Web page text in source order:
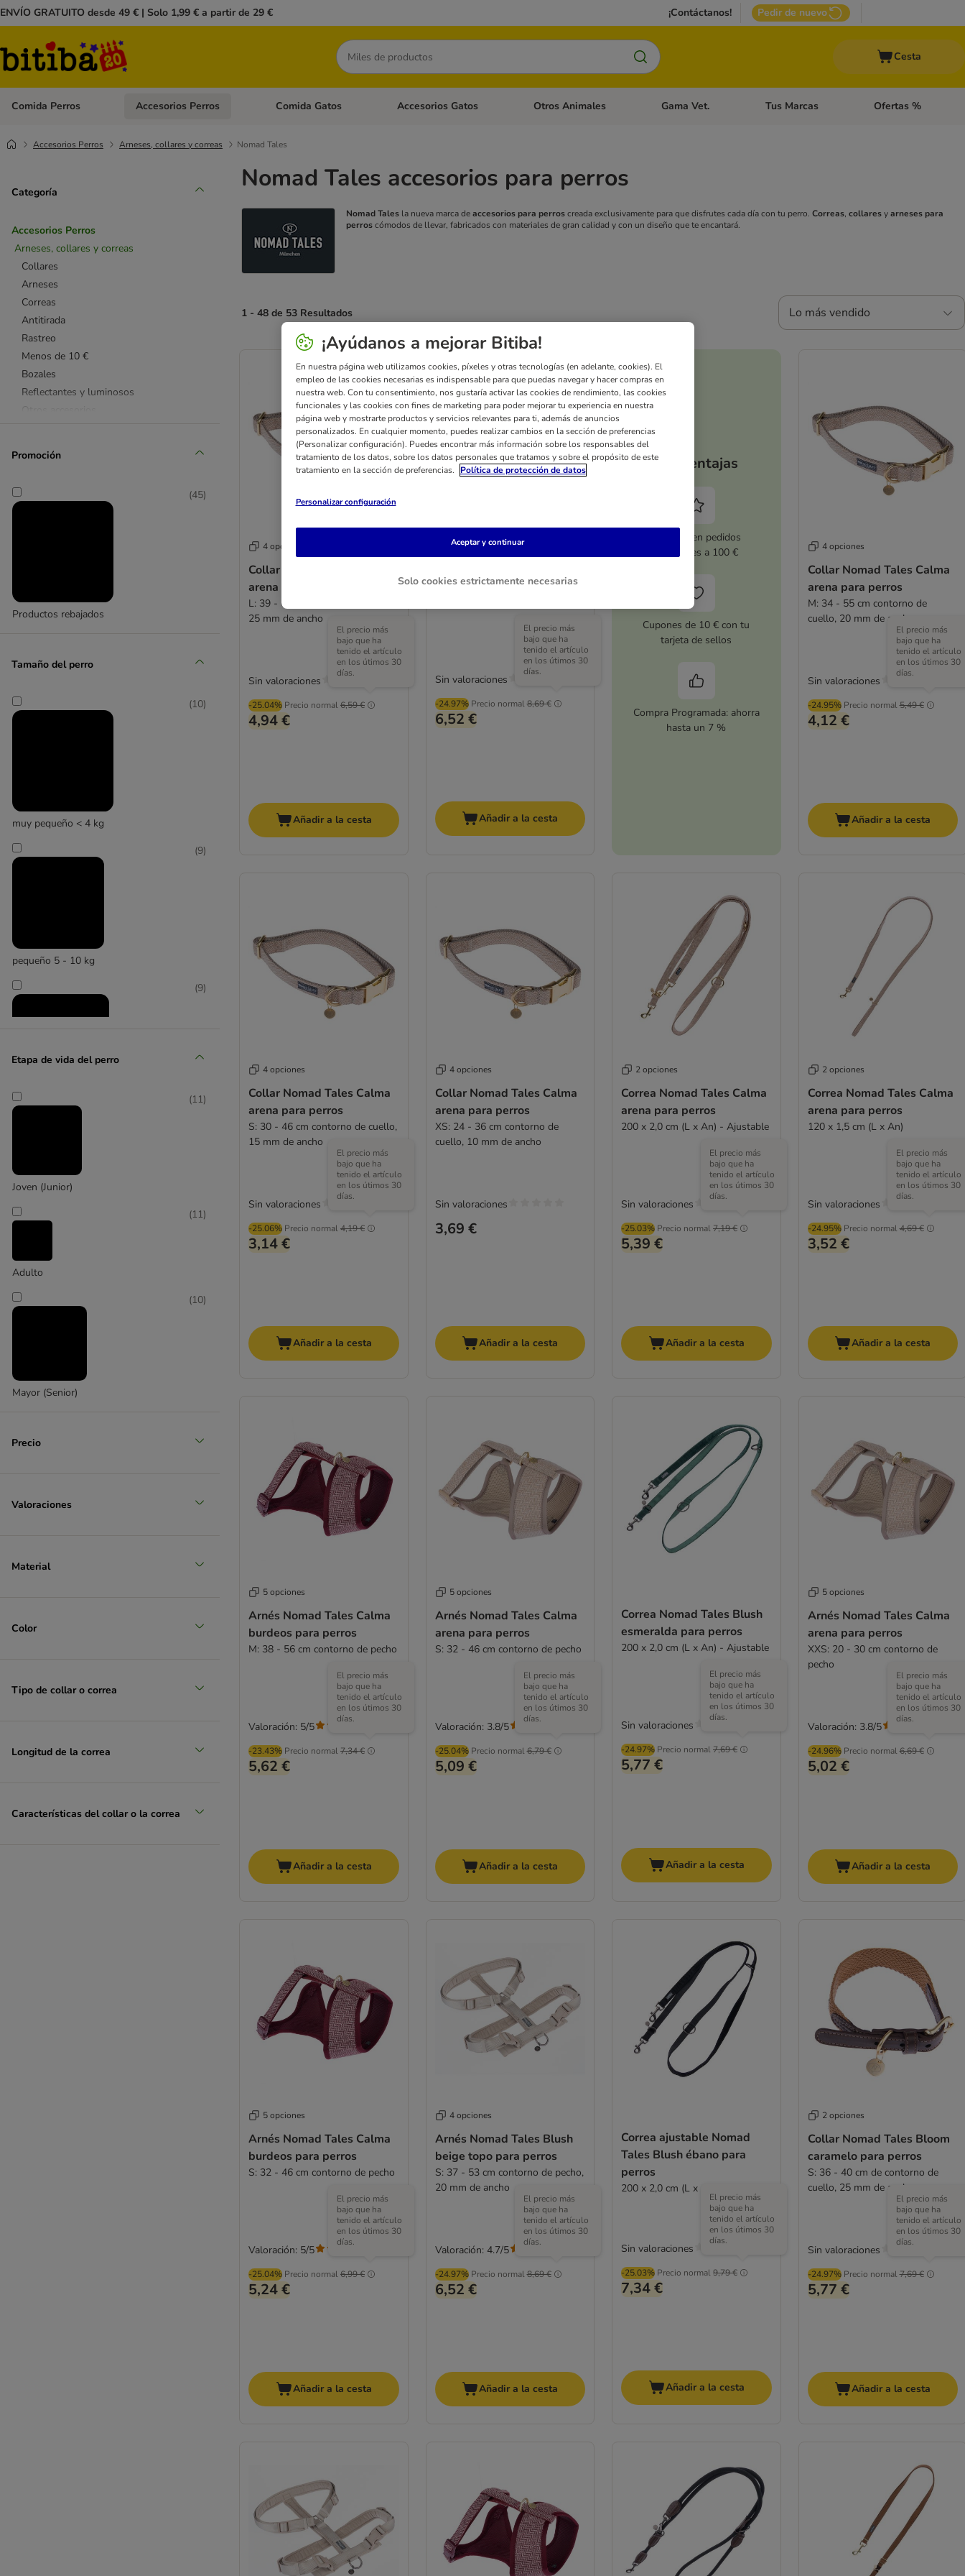
ENVÍO GRATUITO desde 49 € | Solo 1,99 € a partir de 29 € ¡Contáctanos! Pedir de nuevo
Buscar
Cesta
Comida Perros Menú de categoria abierto: Comida Perros
Accesorios Perros Menú de categoria abierto: Accesorios Perros
Comida Gatos Menú de categoria abierto: Comida Gatos
Accesorios Gatos Menú de categoria abierto: Accesorios Gatos
Otros Animales Menú de categoria abierto: Otros Animales
Gama Vet. Menú de categoria abierto: Gama Vet.
Tus Marcas Menú de categoria
Ofertas %
Accesorios Perros Arneses, collares y correas Nomad Tales
Categoría
Accesorios Perros
Arneses, collares y correas
Collares
Arneses
Correas
Antitirada
Rastreo
Menos de 10 €
Bozales
Reflectantes y luminosos
HUNTER
Nomad Tales
Promoción
Productos rebajados
(45)
Tamaño del perro
muy pequeño < 4 kg
(10)
pequeño 5 - 10 kg
(9)
mediano 11 - 25 kg
(9)
muy grande > 45 kg
Etapa de vida del perro
Joven (Junior)
(11)
Adulto
(11)
Mayor (Senior)
(10)
Precio
Valoraciones
Material
Color
Tipo de collar o correa
Longitud de la correa
Características del collar o la correa
Nomad Tales accesorios para perros
Nomad Tales la nueva marca deaccesorios para perroscreada exclusivamente para que disfrutes cada día con tu perro. Correas, collaresyarneses para
perroscómodos de llevar, fabricados con materiales de gran calidad y con un diseño que te encantará.
1 - 48 de 53 Resultados Lo más vendido
4 opciones
Collar Nomad Tales Calma
arena para perros
L: 39 - 64 cm contorno de cuello,
25 mm de ancho
-25.04% Precio normal6,59 €
El precio más
bajo que ha
tenido el artículo
en los útimos 30
días.
4,94 €
Sin valoraciones
Añadir a la cesta
burdeos para perros
-24.97% Precio normal8,69 €
El precio más
bajo que ha
tenido el artículo
en los útimos 30
días.
6,52 €
Sin valoraciones
Añadir a la cesta
Tus ventajas
5 % dto. en pedidos
superiores a 100 €
Cupones de 10 € con tu
tarjeta de sellos
Compra Programada: ahorra
hasta un 7 %
4 opciones
Collar Nomad Tales Calma
arena para perros
M: 34 - 55 cm contorno de
cuello, 20 mm de ancho
-24.95% Precio normal5,49 €
El precio más
bajo que ha
tenido el artículo
en los útimos 30
días.
4,12 €
Sin valoraciones
Añadir a la cesta
4 opciones
Collar Nomad Tales Calma
arena para perros
S: 30 - 46 cm contorno de cuello,
15 mm de ancho
-25.06% Precio normal4,19 €
El precio más
bajo que ha
tenido el artículo
en los útimos 30
días.
3,14 €
Sin valoraciones
Añadir a la cesta
4 opciones
Collar Nomad Tales Calma
arena para perros
XS: 24 - 36 cm contorno de
cuello, 10 mm de ancho
3,69 €
Sin valoraciones
Añadir a la cesta
2 opciones
Correa Nomad Tales Calma
arena para perros
200 x 2,0 cm (L x An) - Ajustable
-25.03% Precio normal7,19 €
El precio más
bajo que ha
tenido el artículo
en los útimos 30
días.
5,39 €
Sin valoraciones
Añadir a la cesta
2 opciones
Correa Nomad Tales Calma
arena para perros
120 x 1,5 cm (L x An)
-24.95% Precio normal4,69 €
El precio más
bajo que ha
tenido el artículo
en los útimos 30
días.
3,52 €
Sin valoraciones
Añadir a la cesta
5 opciones
Arnés Nomad Tales Calma
burdeos para perros
M: 38 - 56 cm contorno de pecho
-23.43% Precio normal7,34 €
El precio más
bajo que ha
tenido el artículo
en los útimos 30
días.
5,62 €
Valoración: 5/5
Añadir a la cesta
5 opciones
Arnés Nomad Tales Calma
arena para perros
S: 32 - 46 cm contorno de pecho
-25.04% Precio normal6,79 €
El precio más
bajo que ha
tenido el artículo
en los útimos 30
días.
5,09 €
Valoración: 3.8/5
Añadir a la cesta
Correa Nomad Tales Blush
esmeralda para perros
200 x 2,0 cm (L x An) - Ajustable
-24.97% Precio normal7,69 €
El precio más
bajo que ha
tenido el artículo
en los útimos 30
días.
5,77 €
Sin valoraciones
Añadir a la cesta
5 opciones
Arnés Nomad Tales Calma
arena para perros
XXS: 20 - 30 cm contorno de
pecho
-24.96% Precio normal6,69 €
El precio más
bajo que ha
tenido el artículo
en los útimos 30
días.
5,02 €
Valoración: 3.8/5
Añadir a la cesta
5 opciones
Arnés Nomad Tales Calma
burdeos para perros
S: 32 - 46 cm contorno de pecho
-25.04% Precio normal6,99 €
El precio más
bajo que ha
tenido el artículo
en los útimos 30
días.
5,24 €
Valoración: 5/5
Añadir a la cesta
4 opciones
Arnés Nomad Tales Blush
beige topo para perros
S: 37 - 53 cm contorno de pecho,
20 mm de ancho
-24.97% Precio normal8,69 €
El precio más
bajo que ha
tenido el artículo
en los útimos 30
días.
6,52 €
Valoración: 4.7/5
Añadir a la cesta
Correa ajustable Nomad
Tales Blush ébano para
perros
200 x 2,0 cm (L x An) - Ajustable
-25.03% Precio normal9,79 €
El precio más
bajo que ha
tenido el artículo
en los útimos 30
días.
7,34 €
Sin valoraciones
Añadir a la cesta
2 opciones
Collar Nomad Tales Bloom
caramelo para perros
S: 36 - 40 cm de contorno de
cuello, 25 mm de ancho
-24.97% Precio normal7,69 €
El precio más
bajo que ha
tenido el artículo
en los útimos 30
días.
5,77 €
Sin valoraciones
Añadir a la cesta
¡Ayúdanos a mejorar Bitiba!
En nuestra página web utilizamos cookies, píxeles y otras tecnologías (en adelante, cookies). El
empleo de las cookies necesarias es indispensable para que puedas navegar y hacer compras en
nuestra web. Con tu consentimiento, nos gustaría activar las cookies de rendimiento, las cookies
funcionales y las cookies con fines de marketing para poder mejorar tu experiencia en nuestra
página web y mostrarte productos y servicios relevantes para ti, además de anuncios
personalizados. En cualquier momento, puedes realizar cambios en la sección de preferencias
(Personalizar configuración). Puedes encontrar más información sobre los responsables del
tratamiento de los datos, sobre los datos personales que tratamos y sobre el propósito de este
tratamiento en la sección de preferencias.
Política de protección de datos
Personalizar configuración
Solo cookies estrictamente necesarias
Aceptar y continuar